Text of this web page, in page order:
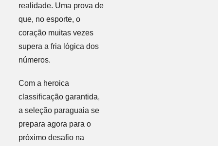
realidade. Uma prova de
que, no esporte, o
coração muitas vezes
supera a fria lógica dos
números.
Com a heroica
classificação garantida,
a seleção paraguaia se
prepara agora para o
próximo desafio na